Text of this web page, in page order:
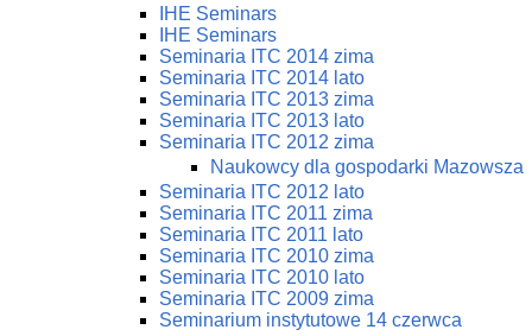
IHE Seminars
IHE Seminars
Seminaria ITC 2014 zima
Seminaria ITC 2014 lato
Seminaria ITC 2013 zima
Seminaria ITC 2013 lato
Seminaria ITC 2012 zima
Naukowcy dla gospodarki Mazowsza
Seminaria ITC 2012 lato
Seminaria ITC 2011 zima
Seminaria ITC 2011 lato
Seminaria ITC 2010 zima
Seminaria ITC 2010 lato
Seminaria ITC 2009 zima
Seminarium instytutowe 14 czerwca